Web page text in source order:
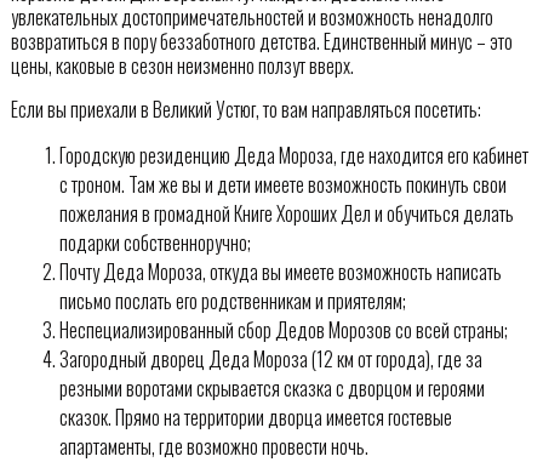
увлекательных достопримечательностей и возможность ненадолго
возвратиться в пору беззаботного детства. Единственный минус – это
цены, каковые в сезон неизменно ползут вверх.
Если вы приехали в Великий Устюг, то вам направляться посетить:
Городскую резиденцию Деда Мороза, где находится его кабинет
с троном. Там же вы и дети имеете возможность покинуть свои
пожелания в громадной Книге Хороших Дел и обучиться делать
подарки собственноручно;
Почту Деда Мороза, откуда вы имеете возможность написать
письмо послать его родственникам и приятелям;
Неспециализированный сбор Дедов Морозов со всей страны;
Загородный дворец Деда Мороза (12 км от города), где за
резными воротами скрывается сказка с дворцом и героями
сказок. Прямо на территории дворца имеется гостевые
апартаменты, где возможно провести ночь.